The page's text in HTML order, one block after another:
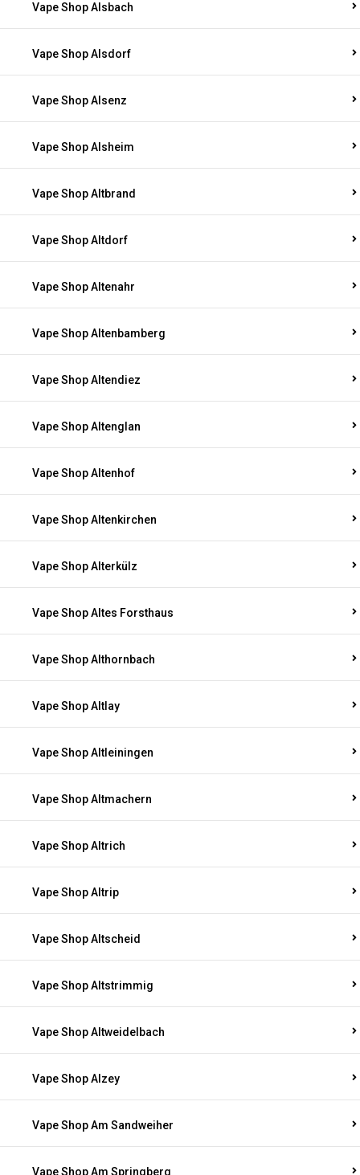
Vape Shop Alsbach
Vape Shop Alsdorf
Vape Shop Alsenz
Vape Shop Alsheim
Vape Shop Altbrand
Vape Shop Altdorf
Vape Shop Altenahr
Vape Shop Altenbamberg
Vape Shop Altendiez
Vape Shop Altenglan
Vape Shop Altenhof
Vape Shop Altenkirchen
Vape Shop Alterkülz
Vape Shop Altes Forsthaus
Vape Shop Althornbach
Vape Shop Altlay
Vape Shop Altleiningen
Vape Shop Altmachern
Vape Shop Altrich
Vape Shop Altrip
Vape Shop Altscheid
Vape Shop Altstrimmig
Vape Shop Altweidelbach
Vape Shop Alzey
Vape Shop Am Sandweiher
Vape Shop Am Springberg